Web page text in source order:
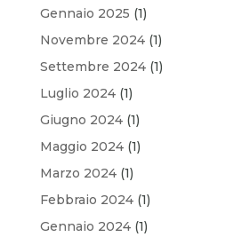
Gennaio 2025 (1)
Novembre 2024(1)
Settembre 2024(1)
Luglio 2024(1)
Giugno 2024(1)
Maggio 2024(1)
Marzo 2024(1)
Febbraio 2024(1)
Gennaio 2024(1)